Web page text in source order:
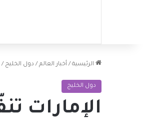
الرئيسية / أخبار العالم / دول الخليج /
دول الخليج